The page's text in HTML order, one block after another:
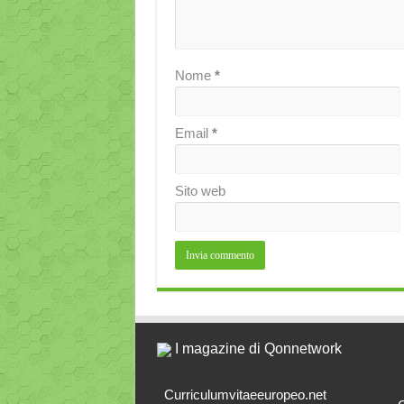
Nome *
Email *
Sito web
I magazine di Qonnetwork
Curriculumvitaeeuropeo.net